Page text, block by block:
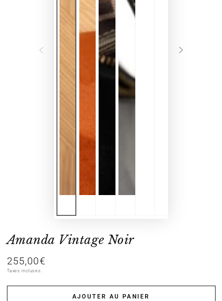
Amanda Vintage Noir
Prix
normal
255,00€
Taxes incluses.
AJOUTER AU PANIER